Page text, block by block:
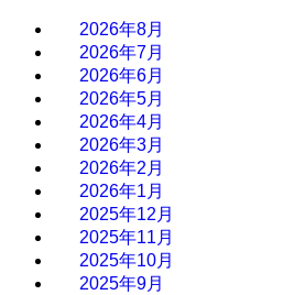
2026年8月
2026年7月
2026年6月
2026年5月
2026年4月
2026年3月
2026年2月
2026年1月
2025年12月
2025年11月
2025年10月
2025年9月